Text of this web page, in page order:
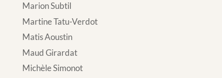
Marion Subtil
Martine Tatu-Verdot
Matis Aoustin
Maud Girardat
Michèle Simonot